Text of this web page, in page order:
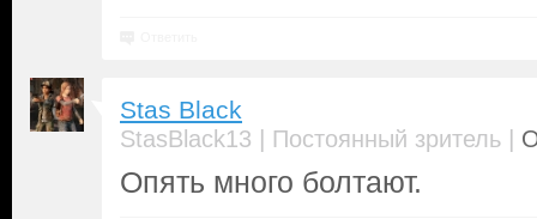
Stas Black
StasBlack13 | Постоянный зритель |
Опять много болтают.